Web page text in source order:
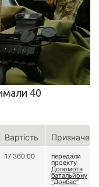
40
Вартість
17 360.00 передали
проекту
Допомога
батальйону
“Донбас”